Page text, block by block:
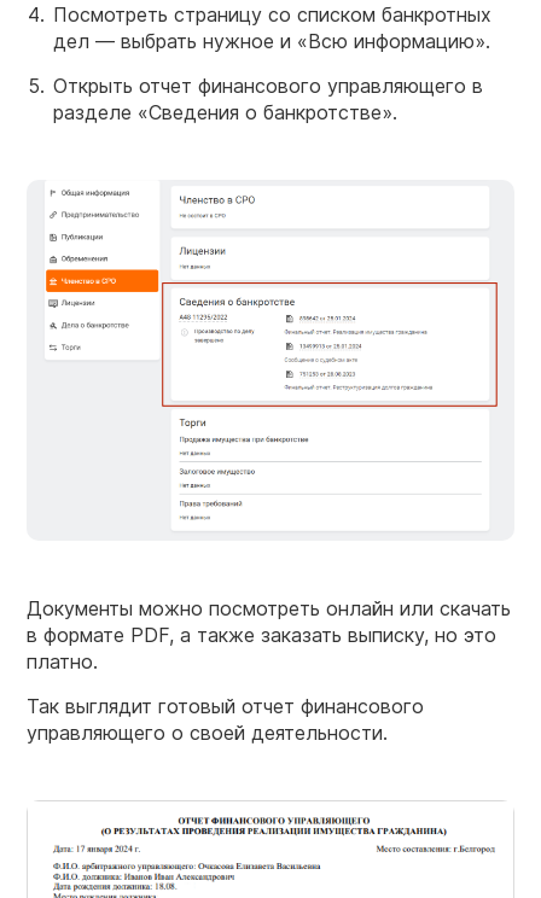
Посмотреть страницу со списком банкротных
дел — выбрать нужное и «Всю информацию».
Открыть отчет финансового управляющего в
разделе «Сведения о банкротстве».
Документы можно посмотреть онлайн или скачать
в формате PDF, а также заказать выписку, но это
платно.
Так выглядит готовый отчет финансового
управляющего о своей деятельности.